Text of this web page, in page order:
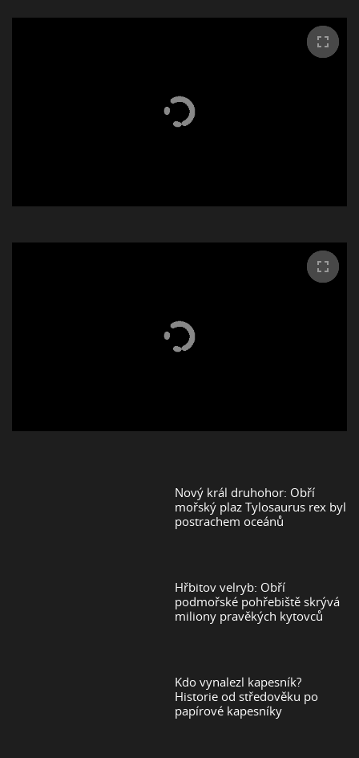
Nový král druhohor: Obří
mořský plaz Tylosaurus rex byl
postrachem oceánů
Hřbitov velryb: Obří
podmořské pohřebiště skrývá
miliony pravěkých kytovců
Kdo vynalezl kapesník?
Historie od středověku po
papírové kapesníky